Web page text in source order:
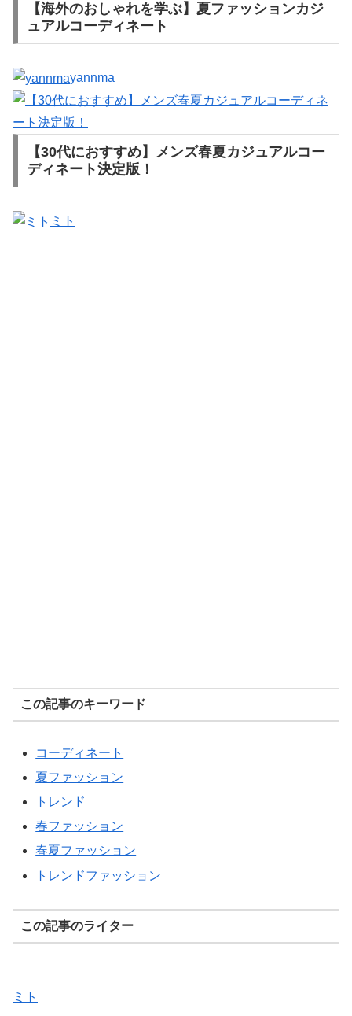
【海外のおしゃれを学ぶ】夏ファッションカジ
ュアルコーディネート
yannma
【30代におすすめ】メンズ春夏カジュアルコー
ディネート決定版！
ミト
この記事のキーワード
コーディネート
夏ファッション
トレンド
春ファッション
春夏ファッション
トレンドファッション
この記事のライター
ミト